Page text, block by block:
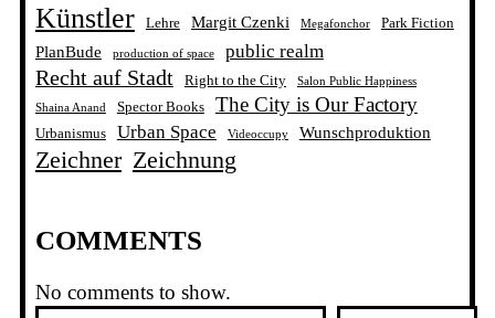
Künstler Lehre Margit Czenki Megafonchor Park Fiction
PlanBude production of space public realm
Recht auf Stadt Right to the City Salon Public Happiness
Shaina Anand Spector Books The City is Our Factory
Urbanismus Urban Space Videoccupy Wunschproduktion
Zeichner Zeichnung
COMMENTS
No comments to show.